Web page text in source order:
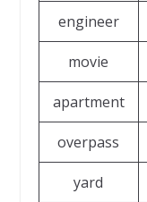
engineer
movie
apartment
overpass
yard